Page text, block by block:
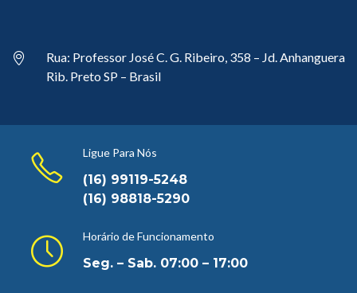
Rua: Professor José C. G. Ribeiro, 358 – Jd. Anhanguera
Rib. Preto SP – Brasil
Ligue Para Nós
(16) 99119-5248
(16) 98818-5290
Horário de Funcionamento
Seg. – Sab. 07:00 – 17:00